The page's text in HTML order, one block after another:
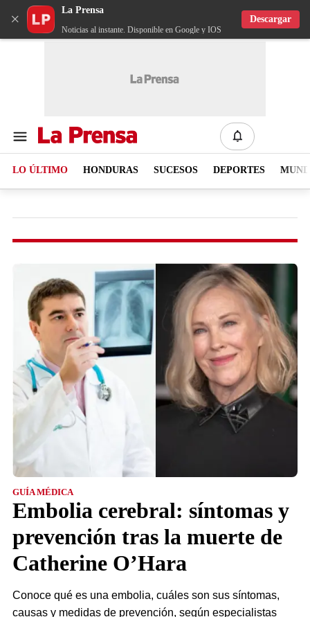
×
La Prensa
Noticias al instante. Disponible en Google y IOS
Descargar
LO ÚLTIMO HONDURAS SUCESOS DEPORTES
GUÍA MÉDICA
Embolia cerebral: síntomas y
prevención tras la muerte de
Catherine O’Hara
Conoce qué es una embolia, cuáles son sus síntomas,
causas y medidas de prevención, según especialistas